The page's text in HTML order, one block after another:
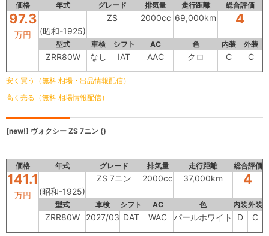
価格 年式 グレード 排気量 走行距離 総合評価
97.3
万円 (昭和-1925)
ZS 2000cc 69,000km 4
型式 車検 シフト AC 色 内装 外装
ZRR80W なし IAT AAC クロ C C
安く買う（無料 相場・出品情報配信）
高く売る（無料 相場情報配信）
[new!] ヴォクシー ZS 7ニン ()
価格 年式 グレード 排気量 走行距離 総合評価
141.1
万円 (昭和-1925)
ZS 7ニン 2000cc 37,000km 4
型式 車検 シフト AC 色 内装外装
ZRR80W 2027/03 DAT WAC パールホワイト D C